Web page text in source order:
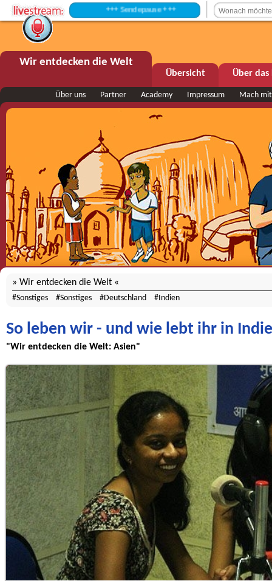
+++ Sendepause +++
Wir entdecken die Welt
Übersicht Über
Über uns Partner Academy Impressum Mach mit
Wir entdecken die Welt
Sonstiges Sonstiges Deutschland Indien
So leben wir - und wie lebt ihr in
"Wir entdecken die Welt: Asien"